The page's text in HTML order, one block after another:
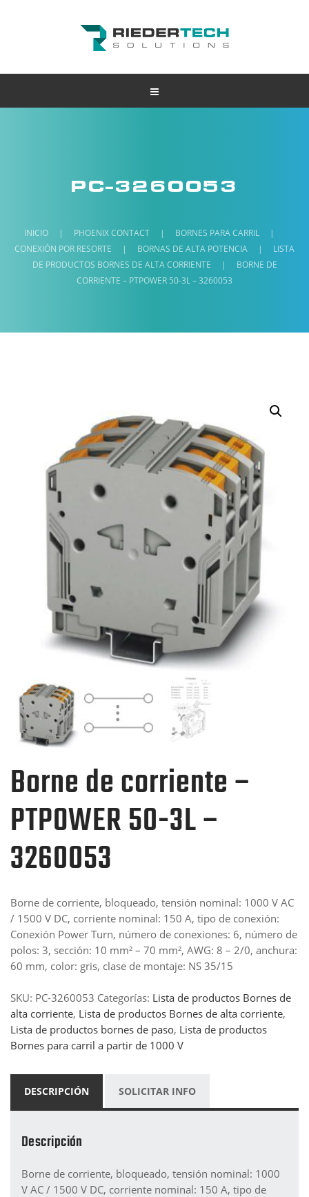
PC-3260053
INICIO | PHOENIX CONTACT | BORNES PARA CARRIL
|
CONEXIÓN POR RESORTE
| BORNAS DE ALTA POTENCIA |
LISTA
DE PRODUCTOS BORNES DE ALTA CORRIENTE
|
BORNE DE
CORRIENTE – PTPOWER 50-3L – 3260053
Borne de corriente –
PTPOWER 50-3L –
3260053
Borne de corriente, bloqueado, tensión nominal: 1000 V AC
/ 1500 V DC, corriente nominal: 150 A, tipo de conexión:
Conexión Power Turn, número de conexiones: 6, número de
polos: 3, sección: 10 mm² – 70 mm², AWG: 8 – 2/0, anchura:
60 mm, color: gris, clase de montaje: NS 35/15
SKU: PC-3260053 Categorías: Lista de productos Bornes de
alta corriente, Lista de productos Bornes de alta corriente,
Lista de productos bornes de paso, Lista de productos
Bornes para carril a partir de 1000 V
DESCRIPCIÓN SOLICITAR INFO
Descripción
Borne de corriente, bloqueado, tensión nominal: 1000
V AC / 1500 V DC, corriente nominal: 150 A, tipo de